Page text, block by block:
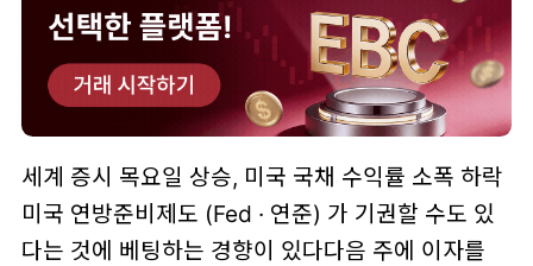
세계 증시 목요일 상승, 미국 국채 수익률 소폭 하락
미국 연방준비제도 (Fed · 연준) 가 기권할 수도 있
다는 것에 베팅하는 경향이 있다다음 주에 이자를